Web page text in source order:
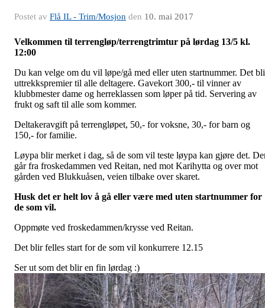
Postet av Flå IL - Trim/Mosjon den 10. mai 2017
Velkommen til terrengløp/terrengtrimtur på lørdag 13/5 kl.
12:00
Du kan velge om du vil løpe/gå med eller uten startnummer. Det
uttrekkspremier til alle deltagere. Gavekort 300,- til vinner av
klubbmester dame og herreklassen som løper på tid. Servering av
frukt og saft til alle som kommer.
Deltakeravgift på terrengløpet, 50,- for voksne, 30,- for barn og
150,- for familie.
Løypa blir merket i dag, så de som vil teste løypa kan gjøre det.
går fra froskedammen ved Reitan, ned mot Karihytta og over mot
gården ved Blukkuåsen, veien tilbake over skaret.
Husk det er helt lov å gå eller være med uten startnummer for
de som vil.
Oppmøte ved froskedammen/krysse ved Reitan.
Det blir felles start for de som vil konkurrere 12.15
Ser ut som det blir en fin lørdag :)